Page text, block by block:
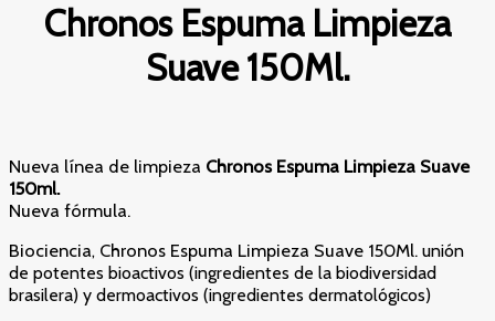
Chronos Espuma Limpieza
Suave 150Ml.
Nueva línea de limpieza Chronos Espuma Limpieza Suave
150ml.
Nueva fórmula.
Biociencia, Chronos Espuma Limpieza Suave 150Ml. unión
de potentes bioactivos (ingredientes de la biodiversidad
brasilera) y dermoactivos (ingredientes dermatológicos)